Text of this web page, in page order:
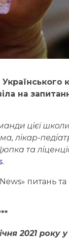
на
цієї школи,
лікар-
та
.
питань та
2021 року